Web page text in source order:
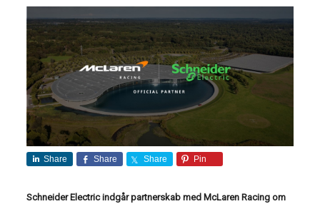
Share Share Share Pin
Schneider Electric indgår partnerskab med McLaren Racing om